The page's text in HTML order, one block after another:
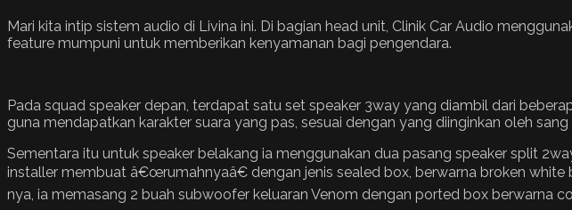
Mari kita intip sistem audio di Livina ini. Di bagian head unit, Clinik Car Audio
feature mumpuni untuk memberikan kenyamanan bagi pengendara.
Pada squad speaker depan, terdapat satu set speaker 3way yang diambil dari
guna mendapatkan karakter suara yang pas, sesuai dengan yang diinginkan oleh sang
Sementara itu untuk speaker belakang ia menggunakan dua pasang speaker split
installer membuat â€œrumahnyaâ€ dengan jenis sealed box, berwarna broken
nya, ia memasang 2 buah subwoofer keluaran Venom dengan ported box berwarna